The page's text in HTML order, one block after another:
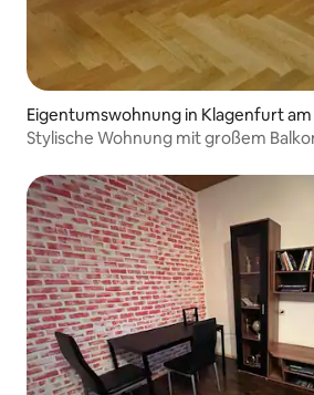
Eigentumswohnung in Klagenfurt
Stylische Wohnung mit großem